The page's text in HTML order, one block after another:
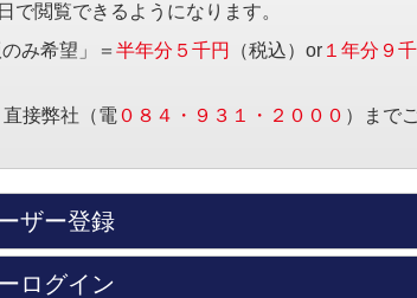
閲覧できるようになります。
み希望」＝ 半年分５千円 （税込）or １年分９
接弊社（電 ０８４・９３１・２０００ ）まで
ザー登録
ログイン